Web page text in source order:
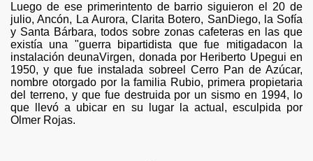
Luego de ese primerintento de barrio siguieron el 20 de
julio, Ancón, La Aurora, Clarita Botero, SanDiego, la Sofía
y Santa Bárbara, todos sobre zonas cafeteras en las que
existía una "guerra bipartidista que fue mitigadacon la
instalación deunaVirgen, donada por Heriberto Upegui en
1950, y que fue instalada sobreel Cerro Pan de Azúcar,
nombre otorgado por la familia Rubio, primera propietaria
del terreno, y que fue destruida por un sismo en 1994, lo
que llevó a ubicar en su lugar la actual, esculpida por
Olmer Rojas.